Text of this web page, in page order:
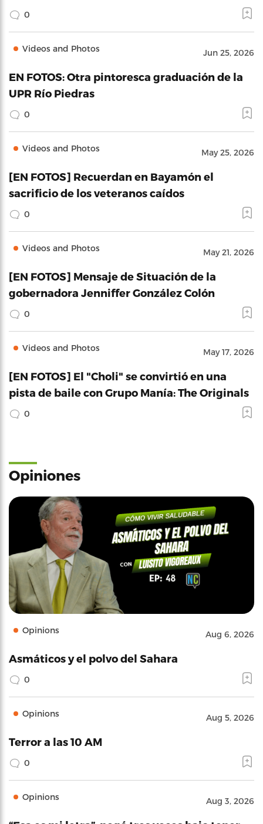
0
Videos and Photos Jun 25, 2026
EN FOTOS: Otra pintoresca graduación de la
UPR Río Piedras
0
Videos and Photos May 25, 2026
[EN FOTOS] Recuerdan en Bayamón el
sacrificio de los veteranos caídos
0
Videos and Photos May 21, 2026
[EN FOTOS] Mensaje de Situación de la
gobernadora Jenniffer González Colón
0
Videos and Photos May 17, 2026
[EN FOTOS] El "Choli" se convirtió en una
pista de baile con Grupo Manía: The Originals
0
Opiniones
Opinions Aug 6, 2026
Asmáticos y el polvo del Sahara
0
Opinions Aug 5, 2026
Terror a las 10 AM
0
Opinions Aug 3, 2026